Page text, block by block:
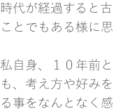
時代が経過すると
ことでもある様に思
私自身、１０年前
も、考え方や好み
る事をなんとなく